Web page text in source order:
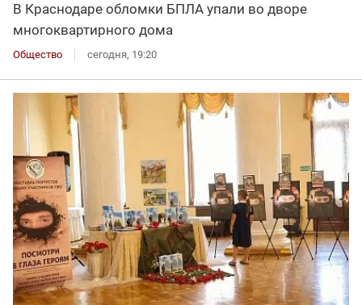
В Краснодаре обломки БПЛА упали во дворе
многоквартирного дома
Общество сегодня, 19:20